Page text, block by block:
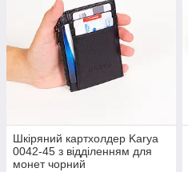
Шкіряний картхолдер Karya
0042-45 з відділенням для
монет чорний